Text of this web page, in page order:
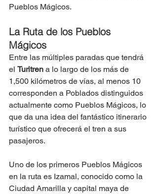
Pueblos Mágicos.
La Ruta de los Pueblos
Mágicos
Entre las múltiples paradas que tendrá
el Turitren a lo largo de los más de
1,500 kilómetros de vías, al menos 10
corresponden a Poblados distinguidos
actualmente como Pueblos Mágicos, lo
que da una idea del fantástico itinerario
turístico que ofrecerá el tren a sus
pasajeros.
Uno de los primeros Pueblos Mágicos
en la ruta es Izamal, conocido como la
Ciudad Amarilla y capital maya de